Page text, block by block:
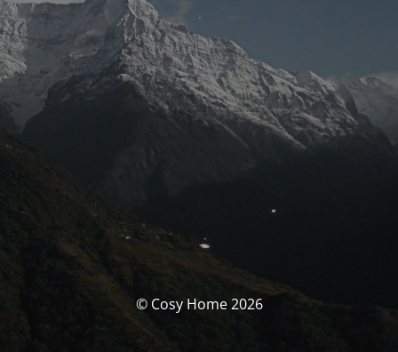
© Cosy Home 2026